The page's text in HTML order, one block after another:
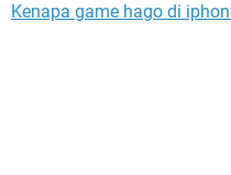
Kenapa game hago di